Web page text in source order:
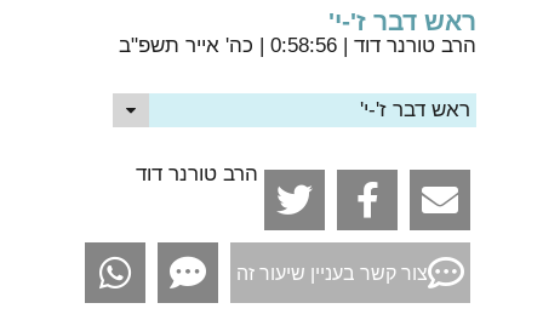
ראש דבר ז'-י'
הרב טורנר דוד
ראש דבר ז'-י'
הרב טורנר דוד
צור קשר בעניין שיעור זה